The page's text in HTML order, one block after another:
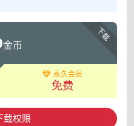
下载
金币
永久会员
免费
载权限